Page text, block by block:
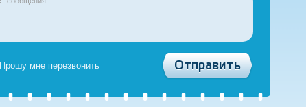
Прошу мне перезвонить